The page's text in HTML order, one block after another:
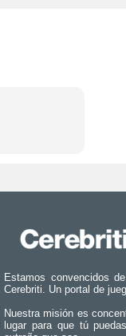
Estamos convencidos
Cerebriti. Un portal de
Nuestra misión es
lugar para que tú